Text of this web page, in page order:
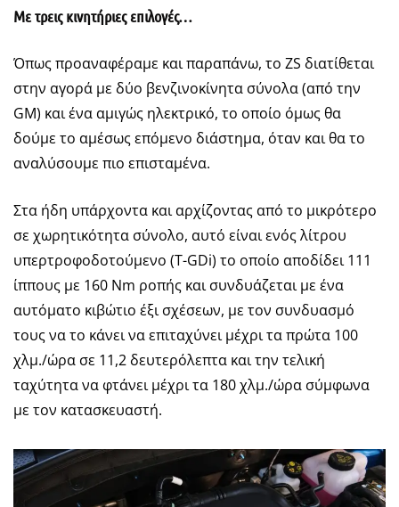
Με τρεις κινητήριες επιλογές…
Όπως προαναφέραμε και παραπάνω, το ZS διατίθεται
στην αγορά με δύο βενζινοκίνητα σύνολα (από την
GM) και ένα αμιγώς ηλεκτρικό, τo οποίο όμως θα
δούμε το αμέσως επόμενο διάστημα, όταν και θα το
αναλύσουμε πιο επισταμένα.
Στα ήδη υπάρχοντα και αρχίζοντας από το μικρότερο
σε χωρητικότητα σύνολο, αυτό είναι ενός λίτρου
υπερτροφοδοτούμενο (T-GDi) το οποίο αποδίδει 111
ίππους με 160 Nm ροπής και συνδυάζεται με ένα
αυτόματο κιβώτιο έξι σχέσεων, με τον συνδυασμό
τους να το κάνει να επιταχύνει μέχρι τα πρώτα 100
χλμ./ώρα σε 11,2 δευτερόλεπτα και την τελική
ταχύτητα να φτάνει μέχρι τα 180 χλμ./ώρα σύμφωνα
με τον κατασκευαστή.